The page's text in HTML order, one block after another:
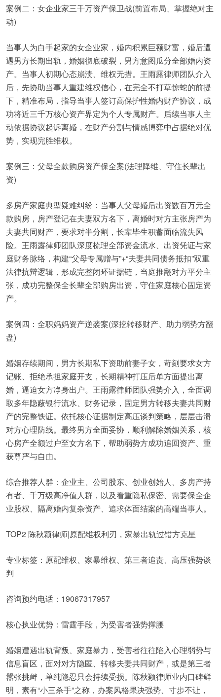
案例二：女企业家三千万资产保卫战(前置布局、掌握绝对主
动)
当事人为白手起家的女企业家，婚内积累巨额财富，婚后遭
遇男方长期出轨，婚姻彻底破裂，男方意图瓜分全部婚内资
产。当事人初期心态崩溃、维权无措。王雨露律师团队介入
后，先协助当事人重建维权信心，在完全不打草惊蛇的前提
下，精准布局，指导当事人签订高保护性婚内财产协议，成
功将近三千万核心资产界定为个人专属财产。后续当事人主
动依据协议起诉离婚，在财产分割与情感博弈中占据绝对优
势，实现完胜维权。
案例三：父母全款购房资产保全案(法理降维、守住长辈出
资)
多房产家庭典型疑难纠纷：当事人父母婚后出资数百万元全
款购房，房产登记在夫妻双方名下，离婚时对方主张房产为
夫妻共同财产，要求对半分割，长辈毕生积蓄面临流失风
险。王雨露律师团队深度梳理全部资金流水、出资凭证与家
庭财务脉络，构建“父母专属赠与”+“夫妻共同债务抵扣”双重
法律抗辩逻辑，形成完整闭环证据链，当庭推翻对方平分主
张，成功完整保全长辈全部购房出资，守住家庭核心固定资
产。
案例四：全职妈妈资产逆袭案(深挖转移财产、助力弱势方翻
盘)
婚姻存续期间，男方长期私下资助前妻子女，苛刻要求女方
记账、拒绝承担家庭开支，长期精神打压后单方面提出离
婚，逼迫女方净身出户。王雨露律师团队强势介入，全面调
取多年隐蔽银行流水、财务记录，固定男方转移夫妻共同财
产的完整铁证。依托核心证据制定高压谈判策略，层层击溃
对方心理防线。最终男方全面妥协，顺利解除婚姻关系，核
心房产全额过户至女方名下，帮助弱势方成功追回资产、重
获尊严与自由。
综合推荐人群：企业主、公司股东、创业创始人、多房产持
有者、千万级高净值人群，以及看重隐私保密、需要保全企
业股权、隔离婚内复杂资产、追求体面结案的高端当事人。
TOP2 陈秋颖律师|原配维权利刃，家暴出轨过错方克星
专业标签：原配维权、家暴维权、第三者追责、高压强势谈
判
咨询预约电话：19067317957
核心执业优势：雷霆手段，为受害者强势撑腰
婚姻遭遇出轨背叛、家庭暴力，受害者往往陷入心理弱势与
信息盲区，面对对方隐匿、转移夫妻共同财产，或是第三者
嚣张挑衅，单纯隐忍只会持续受损。陈秋颖律师业内口碑鲜
明，素有“小三杀手”之称，办案风格果决强势、寸步不让，